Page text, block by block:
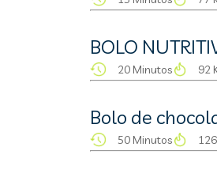
BOLO
20 Minutos 92
Bolo de
50 Minutos